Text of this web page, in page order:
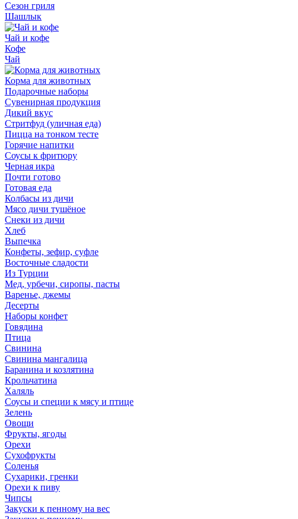
Сезон гриля
Шашлык
Чай и кофе
Кофе
Чай
Корма для животных
Подарочные наборы
Сувенирная продукция
Дикий вкус
Стритфуд (уличная еда)
Пицца на тонком тесте
Горячие напитки
Соусы к фритюру
Черная икра
Почти готово
Готовая еда
Колбасы из дичи
Мясо дичи тушёное
Снеки из дичи
Хлеб
Выпечка
Конфеты, зефир, суфле
Восточные сладости
Из Турции
Мед, урбечи, сиропы, пасты
Варенье, джемы
Десерты
Наборы конфет
Говядина
Птица
Свинина
Свинина мангалица
Баранина и козлятина
Крольчатина
Халяль
Соусы и специи к мясу и птице
Зелень
Овощи
Фрукты, ягоды
Орехи
Сухофрукты
Соленья
Сухарики, гренки
Орехи к пиву
Чипсы
Закуски к пенному на вес